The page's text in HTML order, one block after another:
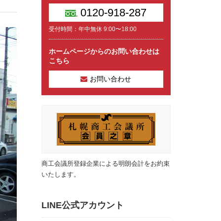
0120-918-287
受付時間：年中無休 9:00〜18:00
ホームページからのお問い合わせは
こちら
お問い合わせ
商工会議所登録企業による明朗会計をお約束
いたします。
LINE公式アカウント